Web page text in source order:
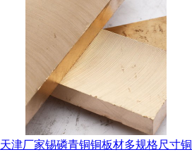
天津厂家锡磷青铜铜板材多规格尺寸铜